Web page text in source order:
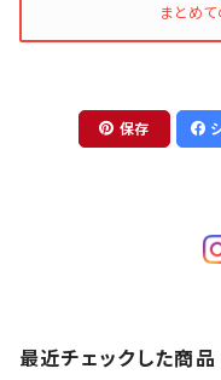
まとめ
保存
最近チェックした商品